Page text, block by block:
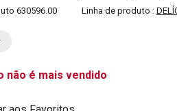
630596.00 Linha de produto :
não é mais vendido